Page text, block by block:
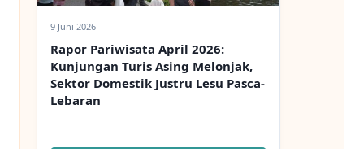
9 Juni 2026
Rapor Pariwisata April 2026:
Kunjungan Turis Asing Melonjak,
Sektor Domestik Justru Lesu Pasca-
Lebaran